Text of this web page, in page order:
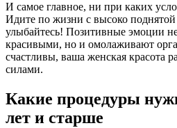
И самое главное, ни при каких
Идите по жизни с высоко
улыбайтесь! Позитивные эмоции
красивыми, но и омолаживают
счастливы, ваша женская красота
силами.
Какие процедуры
лет и старше